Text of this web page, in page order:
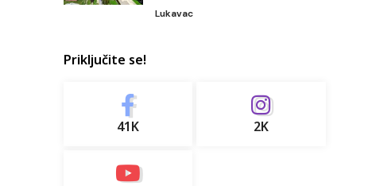
Lukavac
Priključite se!
41K 2K